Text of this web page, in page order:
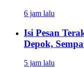
6 jam lalu
Isi Pesan
Depok,
5 jam lalu